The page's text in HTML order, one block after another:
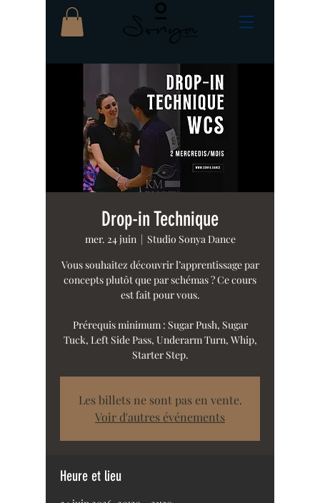
Drop-in Technique
mer. 24 juin
  |
Studio Sonya Dance
Vous souhaitez découvrir l’apprentissage par
concepts plutôt que par schémas ? Ce cours
est fait pour vous.
Prérequis minimum : Sugar Push, Sugar
Tuck, Left Side Pass, Underarm Turn, Whip,
Starter Step.
Les billets ne sont pas en vente.
Voir d'autres événements
Heure et lieu